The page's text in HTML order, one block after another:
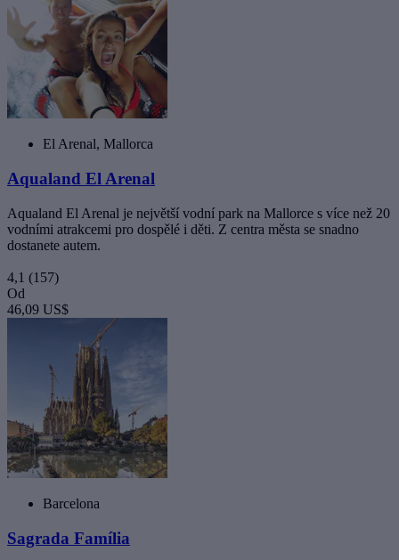
El Arenal, Mallorca
Aqualand El Arenal
Aqualand El Arenal je největší vodní park na Mallorce s více než 20
vodními atrakcemi pro dospělé i děti. Z centra města se snadno
dostanete autem.
4,1 (157)
Od
46,09 US$
Barcelona
Sagrada Família